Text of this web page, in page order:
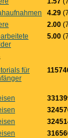
4.29
2.00
5.00
für